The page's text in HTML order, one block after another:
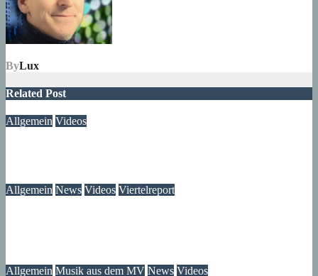
ByLux
Related Post
Allgemein Videos
Allgemein News Videos Viertelreport
Allgemein Musik aus dem MV News Videos